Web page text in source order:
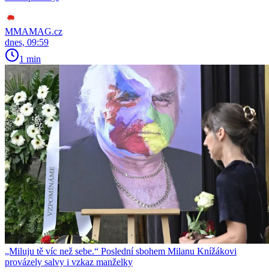
MMAMAG.cz
dnes, 09:59
1 min
„Miluju tě víc než sebe.“ Poslední sbohem Milanu Knížákovi
provázely salvy i vzkaz manželky